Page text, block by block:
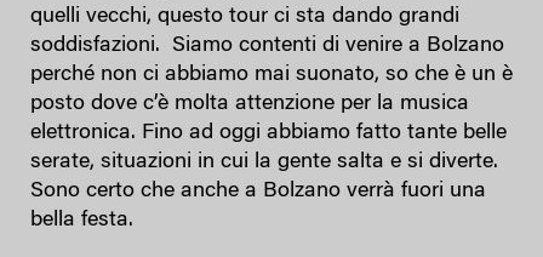
quelli vecchi, questo tour ci sta dando grandi
soddisfazioni. Siamo contenti di venire a Bolzano
perché non ci abbiamo mai suonato, so che è un è
posto dove c’è molta attenzione per la musica
elettronica. Fino ad oggi abbiamo fatto tante belle
serate, situazioni in cui la gente salta e si diverte.
Sono certo che anche a Bolzano verrà fuori una
bella festa.